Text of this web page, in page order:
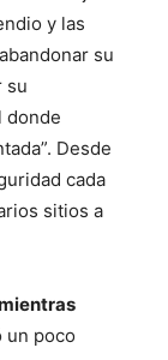
y las
su
su
donde
Desde
cada
sitios a
un poco